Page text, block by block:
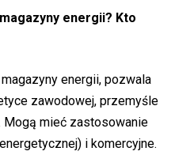
energii? Kto
energii, pozwala
zawodowej, przemyśle
Mogą mieć zastosowanie
i komercyjne.